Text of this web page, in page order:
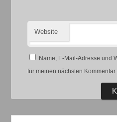
Website
Name, E-Mail-Adresse und
für meinen nächsten